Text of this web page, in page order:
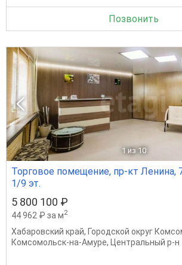
Позвонить
1 из 10
Торговое помещение, пр-кт Ленина,
1/9 эт.
5 800 100 ₽
44 962 ₽ за м2
Хабаровский край, Городской округ
Комсомольск-на-Амуре, Центральный р-н